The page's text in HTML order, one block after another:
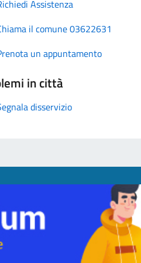
Assistenza
il comune 03622631
un appuntamento
in città
disservizio